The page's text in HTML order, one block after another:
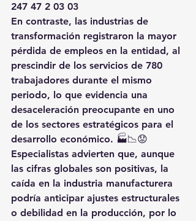
247 47 2 03 03
En contraste, las industrias de
transformación registraron la mayor
pérdida de empleos en la entidad, al
prescindir de los servicios de 780
trabajadores durante el mismo
periodo, lo que evidencia una
desaceleración preocupante en uno
de los sectores estratégicos para el
desarrollo económico. 🏭📉😟
Especialistas advierten que, aunque
las cifras globales son positivas, la
caída en la industria manufacturera
podría anticipar ajustes estructurales
o debilidad en la producción, por lo